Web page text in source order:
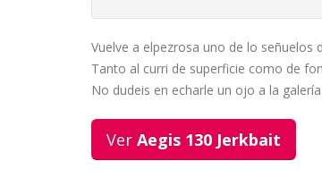
Vuelve a elpezrosa uno de lo
Tanto al curri de superficie como de
No dudeis en echarle un ojo a la
Ver Aegis 130 Jerkbait